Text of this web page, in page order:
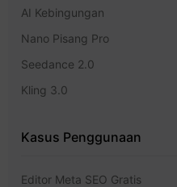
AI Kebingungan
Nano Pisang Pro
Seedance 2.0
Kling 3.0
Kasus Penggunaan
Editor Meta SEO Gratis